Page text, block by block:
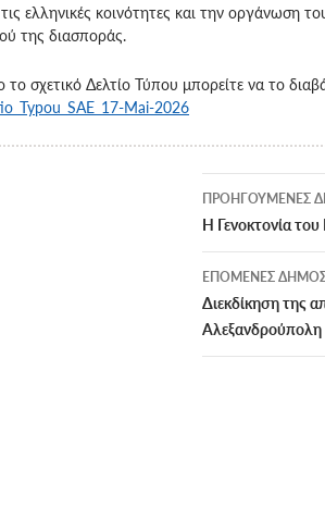
ελληνικές κοινότητες και την οργάνωση
της διασποράς.
σχετικό Δελτίο Τύπου μπορείτε να το
Mai-2026
άρθρων
ΠΡΟΗΓΟΎΜΕΝΕΣ
Η Γενοκτονία
ΕΠΌΜΕΝΕΣ
Διεκδίκηση της
Αλεξανδρούπολη